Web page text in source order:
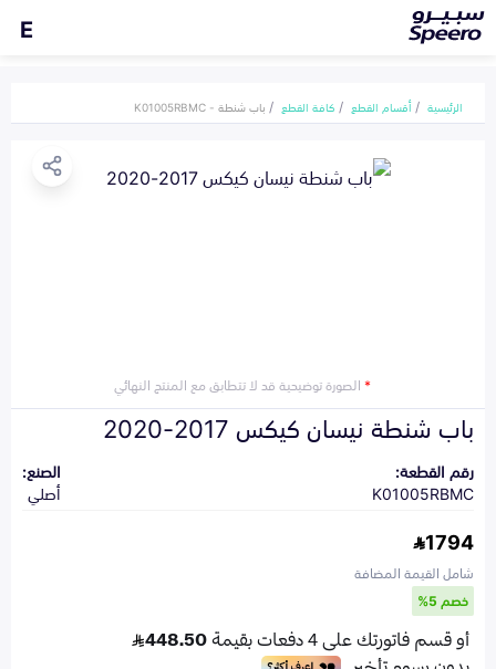
E
الرئيسية أقسام القطع كافة القطع باب شنطة - K01005RBMC
*الصورة توضيحية قد لا تتطابق مع المنتج النهائي
باب شنطة نيسان كيكس 2017-2020
رقم القطعة:
K01005RBMC
الصنع:
أصلي
1794
شامل القيمة المضافة
خصم 5%